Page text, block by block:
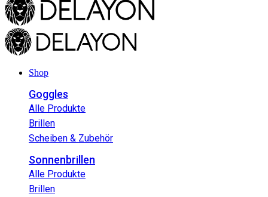
Shop
Goggles
Alle Produkte
Brillen
Scheiben & Zubehör
Sonnenbrillen
Alle Produkte
Brillen